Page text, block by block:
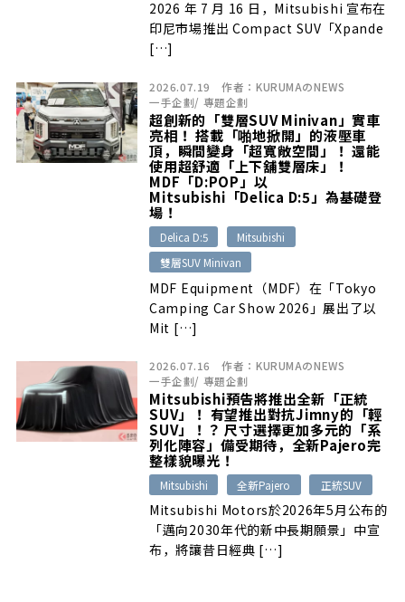
2026 年 7 月 16 日，Mitsubishi 宣布在
印尼市場推出 Compact SUV「Xpande
[…]
2026.07.19 作者： KURUMAのNEWS
一手企劃/ 專題企劃
超創新的「雙層SUV Minivan」實車
亮相！ 搭載「啪地掀開」的液壓車
頂，瞬間變身「超寬敞空間」！ 還能
使用超舒適「上下舖雙層床」！
MDF「D:POP」以
Mitsubishi「Delica D:5」為基礎登
場！
Delica D:5
Mitsubishi
雙層SUV Minivan
MDF Equipment（MDF）在「Tokyo
Camping Car Show 2026」展出了以
Mit […]
2026.07.16 作者： KURUMAのNEWS
一手企劃/ 專題企劃
Mitsubishi預告將推出全新「正統
SUV」！ 有望推出對抗Jimny的「輕
SUV」！？ 尺寸選擇更加多元的「系
列化陣容」備受期待，全新Pajero完
整樣貌曝光！
Mitsubishi 全新Pajero 正統SUV
Mitsubishi Motors於2026年5月公布的
「邁向2030年代的新中長期願景」中宣
布，將讓昔日經典 […]